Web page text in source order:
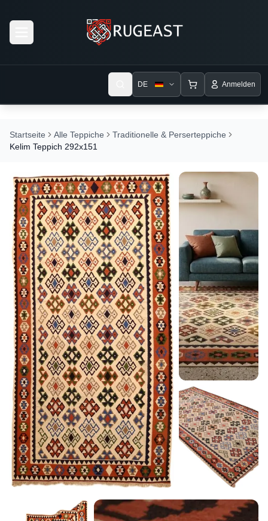
DE Anmelden
Startseite Alle Teppiche
Traditionelle & Perserteppiche
Kelim Teppich 292x151